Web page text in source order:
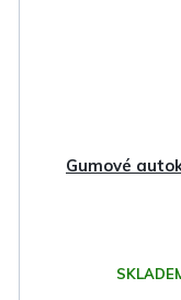
Gumové